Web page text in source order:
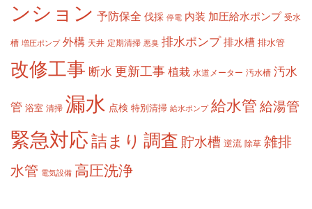
ンション 予防保全 伐採 停電 内装 加圧給水ポンプ 受水
槽 増圧ポンプ 外構 天井 定期清掃 悪臭 排水ポンプ 排水槽 排水管
改修工事 断水 更新工事 植栽 水道メーター 汚水槽 汚水
管 浴室 清掃 漏水 点検 特別清掃 給水ポンプ 給水管 給湯管
緊急対応詰まり 調査 貯水槽 逆流 除草 雑排
水管 電気設備 高圧洗浄